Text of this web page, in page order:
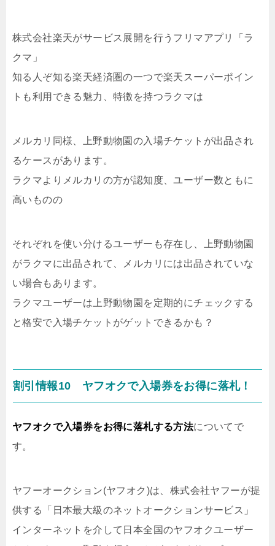
株式会社楽天がサービス展開を行うフリマアプリ「ラ
クマ」
知る人ぞ知る楽天経済圏の一つで楽天スーパーポイン
トも利用できる魅力、特徴を持つラクマは
メルカリ同様、上野動物園の入場チケットが出品され
るケースがあります。
ラクマよりメルカリの方が認知度、ユーザー数ともに
高いものの
それぞれを使い分けるユーザーも存在し、上野動物園
がラクマに出品されて、メルカリには出品されていな
い場合もあります。
ラクマユーザーは上野動物園を定期的にチェックする
と格安で入場チケットがゲットできるかも？
割引情報10 ヤフオクで入場券をお得に落札！
ヤフオクで入場券をお得に落札する方法についてで
す。
ヤフーオークション(ヤフオク)は、株式会社ヤフーが提
供する「日本最大級のネットオークションサービス」
インターネットを介して日本全国のヤフオクユーザー